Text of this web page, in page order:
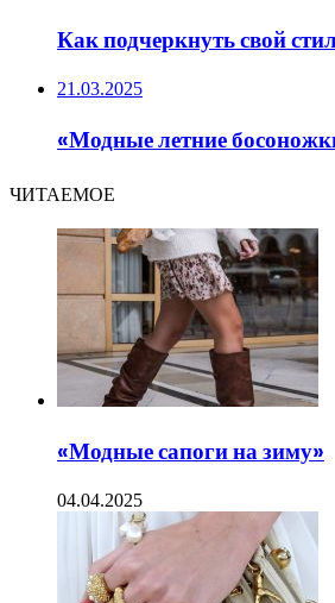
Как подчеркнуть свой
21.03.2025
«Модные летние
ЧИТАЕМОЕ
«Модные сапоги на зиму»
04.04.2025